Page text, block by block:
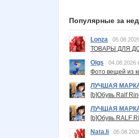
Популярные за
Lonza
ТОВАРЫ ДЛЯ
Olgs
04.08.2026
Фото вещей из
ЛУЧШАЯ
[b]Обувь Ralf
ЛУЧШАЯ
[b]Обувь RALF
Nata.li